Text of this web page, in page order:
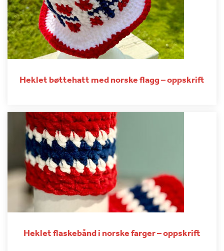
Heklet bøttehatt med norske flagg – oppskrift
Heklet flaskebånd i norske farger – oppskrift